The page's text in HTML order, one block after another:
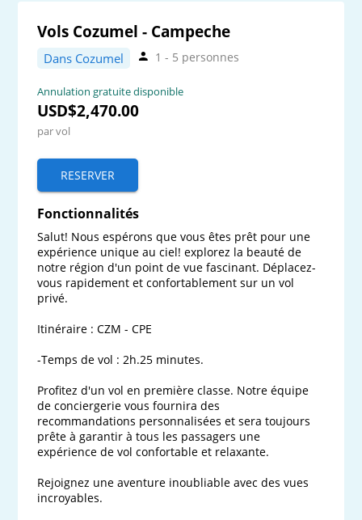
Vols Cozumel - Campeche
Dans Cozumel 1 - 5 personnes
Annulation gratuite disponible
USD$2,470.00
par vol
RESERVER
Fonctionnalités
Salut! Nous espérons que vous êtes prêt pour une
expérience unique au ciel! explorez la beauté de
notre région d'un point de vue fascinant. Déplacez-
vous rapidement et confortablement sur un vol
privé.
Itinéraire : CZM - CPE
-Temps de vol : 2h.25 minutes.
Profitez d'un vol en première classe. Notre équipe
de conciergerie vous fournira des
recommandations personnalisées et sera toujours
prête à garantir à tous les passagers une
expérience de vol confortable et relaxante.
Rejoignez une aventure inoubliable avec des vues
incroyables.